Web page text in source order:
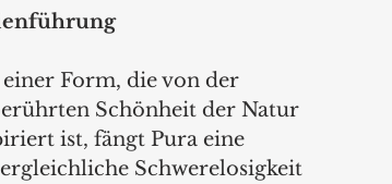
Form, die von der
Schönheit der Natur
ist, fängt Pura eine
Schwerelosigkeit